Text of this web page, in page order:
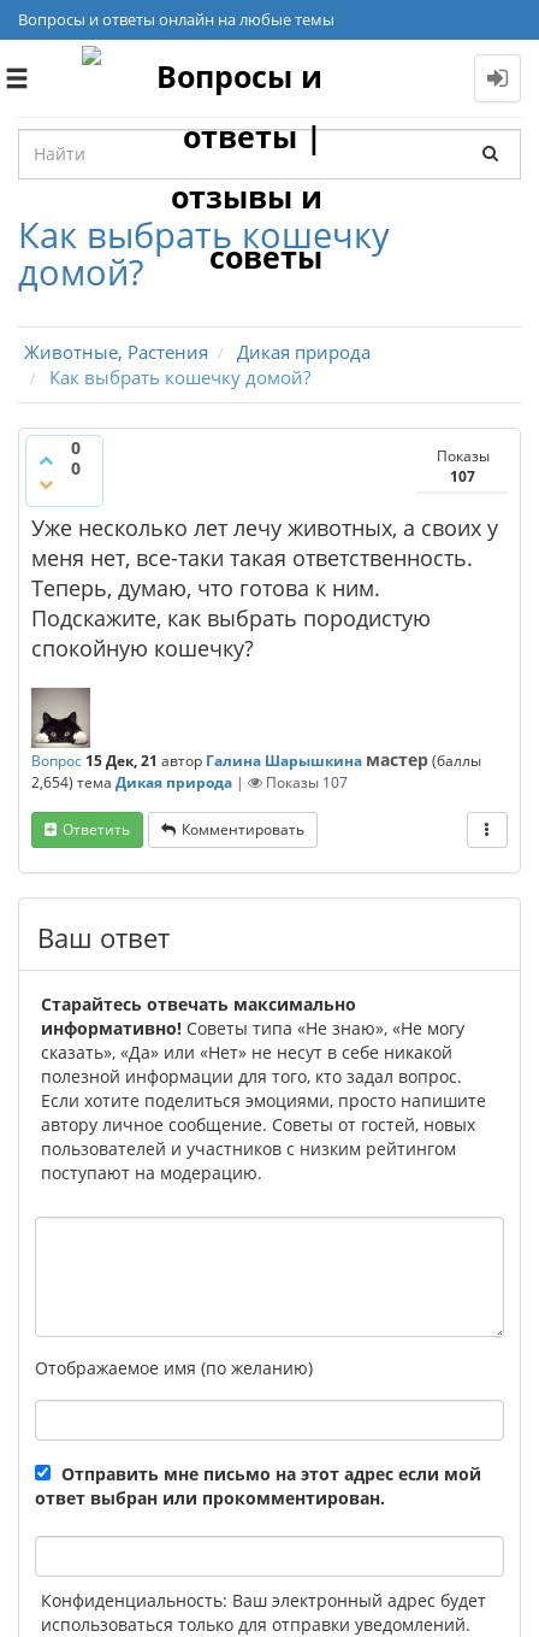
Вопросы и ответы онлайн на любые темы
Toggle
Как выбрать кошечку
домой?
Животные, Растения
Дикая природа
Как выбрать кошечку домой?
0
0
Показы
107
Уже несколько лет лечу животных, а своих у
меня нет, все-таки такая ответственность.
Теперь, думаю, что готова к ним.
Подскажите, как выбрать породистую
спокойную кошечку?
Вопрос 15 Дек, 21 автор Галина Шарышкина мастер(баллы
2,654) тема Дикая природа | Показы 107
Ответить Комментировать
Ваш ответ
Старайтесь отвечать максимально
информативно! Советы типа «Не знаю», «Не могу
сказать», «Да» или «Нет» не несут в себе никакой
полезной информации для того, кто задал вопрос.
Если хотите поделиться эмоциями, просто напишите
автору личное сообщение. Советы от гостей, новых
пользователей и участников с низким рейтингом
поступают на модерацию.
Отображаемое имя (по желанию)
Отправить мне письмо на этот адрес если мой
ответ выбран или прокомментирован.
Конфиденциальность: Ваш электронный адрес будет
использоваться только для отправки уведомлений.